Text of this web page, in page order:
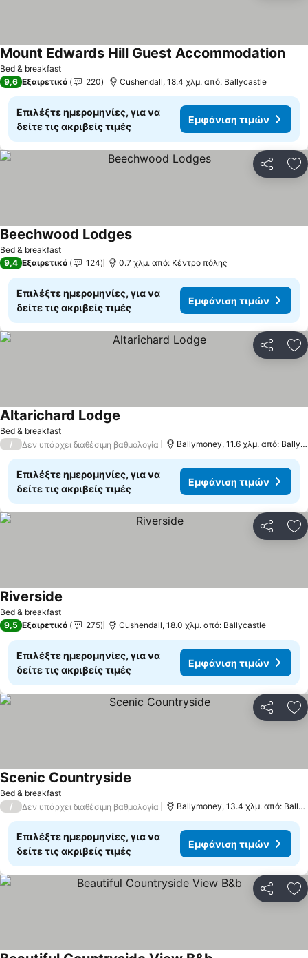
Bed & breakfast
Mount Edwards Hill Guest Accommodation
9,6 Εξαιρετικό 220 Cushendall, 18.4 χλμ. από: Ballycastle
Επιλέξτε ημερομηνίες, για να
δείτε τις ακριβείς τιμές
Εμφάνιση τιμών
Bed & breakfast
Beechwood Lodges
9,4 Εξαιρετικό 124 0.7 χλμ. από: Κέντρο πόλης
Επιλέξτε ημερομηνίες, για να
δείτε τις ακριβείς τιμές
Εμφάνιση τιμών
Bed & breakfast
Altarichard Lodge
/ Δεν υπάρχει διαθέσιμη βαθμολογία Ballymoney, 11.6 χλμ. από: Ballycastle
Επιλέξτε ημερομηνίες, για να
δείτε τις ακριβείς τιμές
Εμφάνιση τιμών
Bed & breakfast
Riverside
9,5 Εξαιρετικό 275 Cushendall, 18.0 χλμ. από: Ballycastle
Επιλέξτε ημερομηνίες, για να
δείτε τις ακριβείς τιμές
Εμφάνιση τιμών
Bed & breakfast
Scenic Countryside
/ Δεν υπάρχει διαθέσιμη βαθμολογία Ballymoney, 13.4 χλμ. από: Ballycastle
Επιλέξτε ημερομηνίες, για να
δείτε τις ακριβείς τιμές
Εμφάνιση τιμών